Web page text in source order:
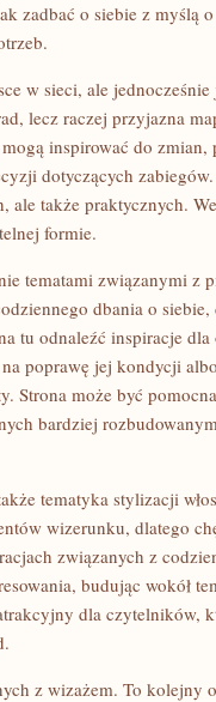
zadbać o siebie z myślą
w sieci, ale
lecz raczej przyjazna
inspirować do zmian,
dotyczących
także praktycznych.
formie.
tematami związanymi z
dbania o
tu odnaleźć inspiracje
poprawę jej kondycji
Strona może być
bardziej
tematyka stylizacji
wizerunku, dlatego
związanych z
budując wokół
dla czytelników,
z wizażem. To kolejny